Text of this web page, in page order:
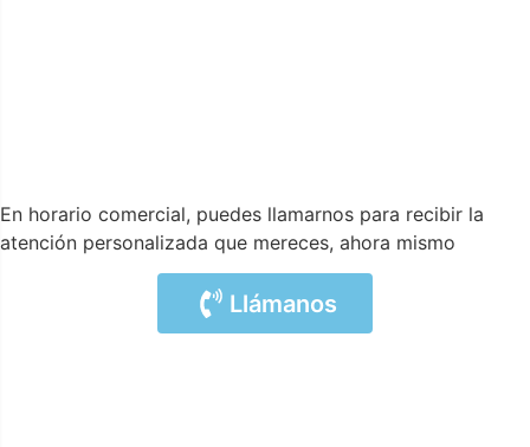
En horario comercial, puedes llamarnos para recibir la
atención personalizada que mereces, ahora mismo
Llámanos